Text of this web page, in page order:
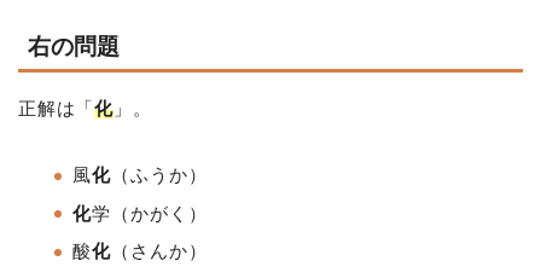
右の問題
正解は「化」。
風化 （ふうか）
化学（かがく）
酸化 （さんか）